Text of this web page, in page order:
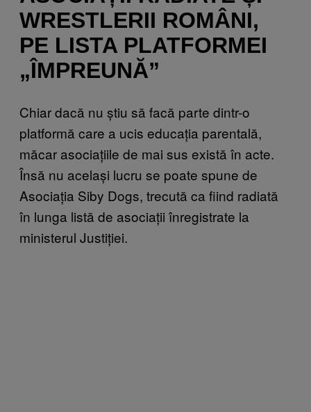
WRESTLERII ROMÂNI,
PE LISTA PLATFORMEI
„ÎMPREUNĂ”
Chiar dacă nu știu să facă parte dintr-o
platformă care a ucis educația parentală,
măcar asociațiile de mai sus există în acte.
Însă nu același lucru se poate spune de
Asociația Siby Dogs, trecută ca fiind radiată
în lunga listă de asociații înregistrate la
ministerul Justiției.